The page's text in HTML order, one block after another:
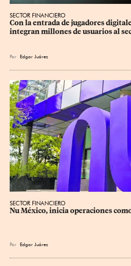
SECTOR FINANCIERO
Con la entrada de jugadores
integran millones de usuarios al
Por Edgar Juárez
SECTOR FINANCIERO
Nu México, inicia operaciones
Por Edgar Juárez